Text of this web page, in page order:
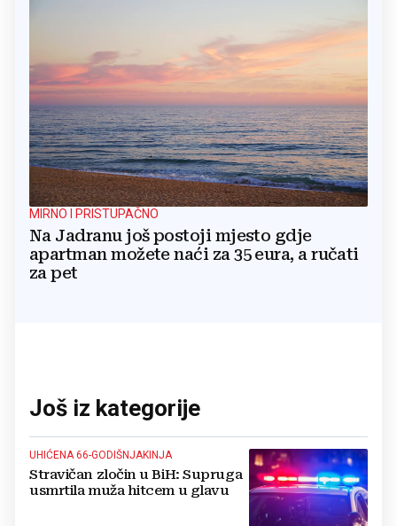
MIRNO I PRISTUPAČNO
Na Jadranu još postoji mjesto gdje
apartman možete naći za 35 eura, a ručati
za pet
Još iz kategorije
UHIĆENA 66-GODIŠNJAKINJA
Stravičan zločin u BiH: Supruga
usmrtila muža hitcem u glavu